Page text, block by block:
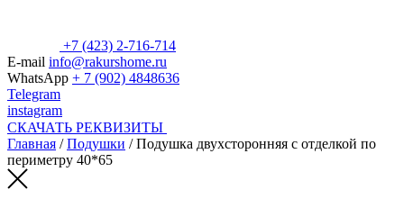
+7 (423) 2-716-714
E-mail info@rakurshome.ru
WhatsApp + 7 (902) 4848636
Telegram
instagram
СКАЧАТЬ РЕКВИЗИТЫ
Главная /Подушки / Подушка двухсторонняя с отделкой по
периметру 40*65